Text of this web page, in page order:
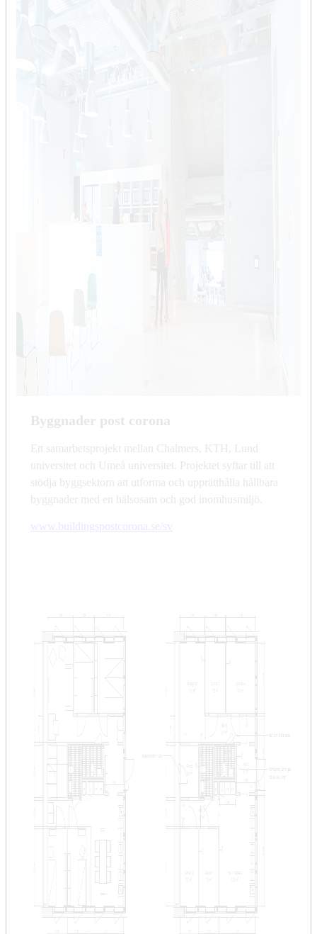
Byggnader post corona
Ett samarbetsprojekt mellan Chalmers, KTH, Lund
universitet och Umeå universitet. Projektet syftar till att
stödja byggsektorn att utforma och upprätthålla hållbara
byggnader med en hälsosam och god inomhusmiljö.
www.buildingspostcorona.se/sv